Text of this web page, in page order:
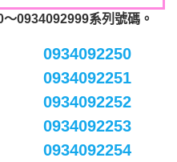
0934092999系列號碼。
0934092250
0934092251
0934092252
0934092253
0934092254